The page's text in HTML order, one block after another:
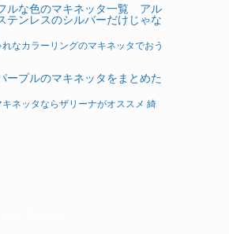
ルな色のマキネッタ一覧 アル
テンレスのシルバーだけじゃな
れなカラーリングのマキネッタでおう
ープルのマキネッタをまとめた
ネッタならザリーナがオススメ 綺